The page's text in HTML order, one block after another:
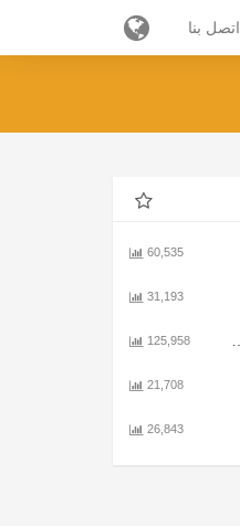
اتصل بنا
60,535
31,193
125,958
21,708
26,843